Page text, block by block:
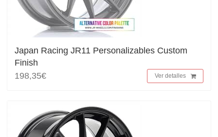
Japan Racing JR11 Personalizables Custom
Finish
198,35€
Ver detalles